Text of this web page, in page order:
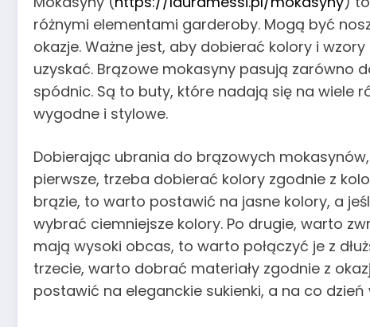
różnymi elementami garderoby. Mogą być
okazje. Ważne jest, aby dobierać kolory i
uzyskać. Brązowe mokasyny pasują zarówno
spódnic. Są to buty, które nadają się na wiele
wygodne i stylowe.
Dobierając ubrania do brązowych
pierwsze, trzeba dobierać kolory zgodnie z
brązie, to warto postawić na jasne kolory, a
wybrać ciemniejsze kolory. Po drugie, warto
mają wysoki obcas, to warto połączyć je z
trzecie, warto dobrać materiały zgodnie z
postawić na eleganckie sukienki, a na co